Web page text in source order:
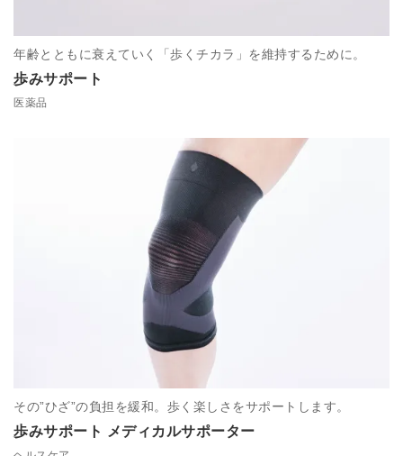
歩みサポート
年齢とともに衰えていく「歩くチカラ」を維持するために。
医薬品
歩みサポート メディカルサポーター
その”ひざ”の負担を緩和。歩く楽しさをサポートします。